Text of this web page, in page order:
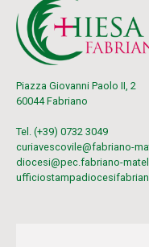
Piazza Giovanni Paolo II, 2
60044 Fabriano
Tel. (+39) 0732 3049
curiavescovile@fabriano-
diocesi@pec.fabriano-